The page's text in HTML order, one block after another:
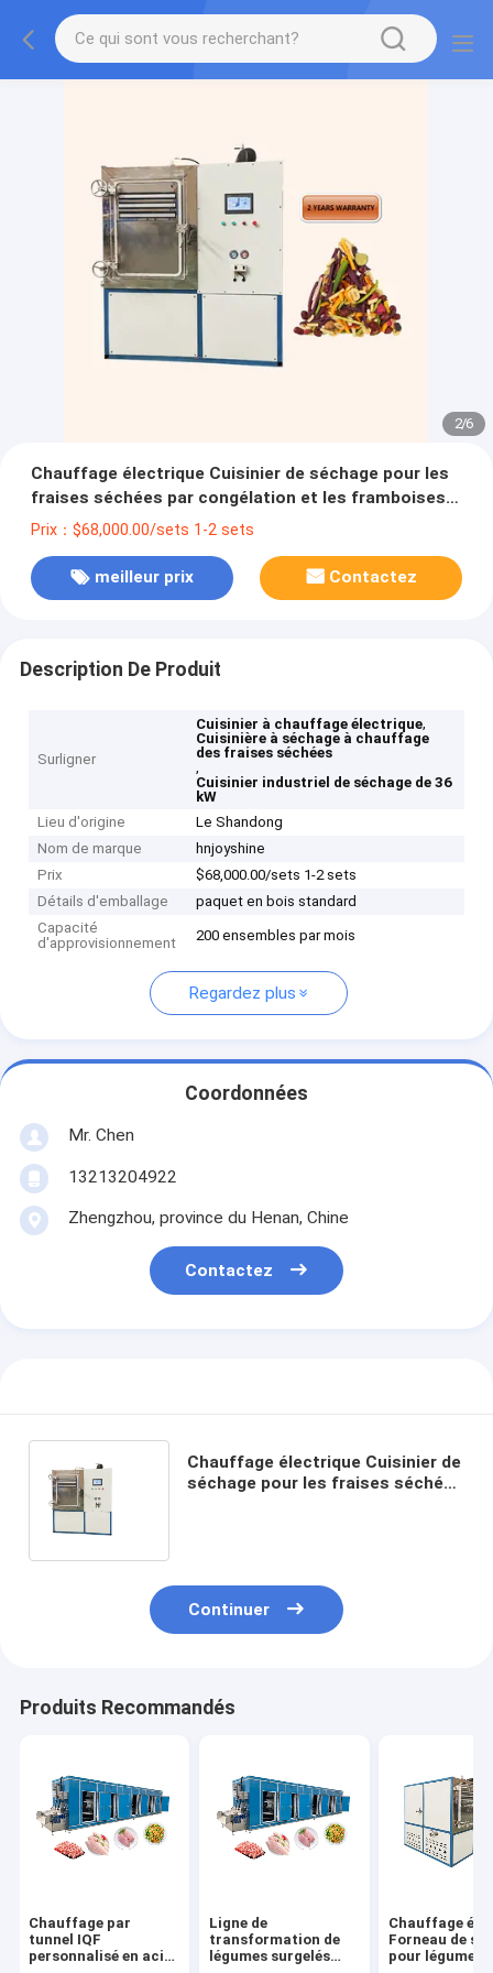
2/6
Chauffage électrique Cuisinier de séchage pour les
fraises séchées par congélation et les framboises
36kw
Prix：$68,000.00/sets 1-2 sets
meilleur prix Contactez
Description De Produit
Surligner
Cuisinier à chauffage électrique,
Cuisinière à séchage à chauffage
des fraises séchées
,
Cuisinier industriel de séchage de 36
kW
Lieu d'origine
Le Shandong
Nom de marque
hnjoyshine
Prix
$68,000.00/sets 1-2 sets
Détails d'emballage
paquet en bois standard
Capacité
d'approvisionnement
200 ensembles par mois
Regardez plus
Coordonnées
Mr. Chen
13213204922
Zhengzhou, province du Henan, Chine
Contactez
Chauffage électrique Cuisinier de
séchage pour les fraises séchées
Continuer
Produits Recommandés
Chauffage par
tunnel IQF
personnalisé en acier
Ligne de
transformation de
légumes surgelés
Chauffage
Forneau de
pour légumes